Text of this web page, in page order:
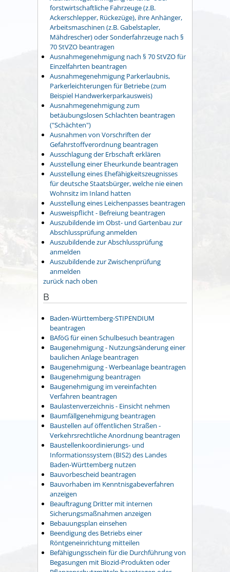
forstwirtschaftliche Fahrzeuge (z.B.
Ackerschlepper, Rückezüge), ihre Anhänger,
Arbeitsmaschinen (z.B. Gabelstapler,
Mähdrescher) oder Sonderfahrzeuge nach §
70 StVZO beantragen
Ausnahmegenehmigung nach § 70 StVZO für
Einzelfahrten beantragen
Ausnahmegenehmigung Parkerlaubnis,
Parkerleichterungen für Betriebe (zum
Beispiel Handwerkerparkausweis)
Ausnahmegenehmigung zum
betäubungslosen Schlachten beantragen
("Schächten")
Ausnahmen von Vorschriften der
Gefahrstoffverordnung beantragen
Ausschlagung der Erbschaft erklären
Ausstellung einer Eheurkunde beantragen
Ausstellung eines Ehefähigkeitszeugnisses
für deutsche Staatsbürger, welche nie einen
Wohnsitz im Inland hatten
Ausstellung eines Leichenpasses beantragen
Ausweispflicht - Befreiung beantragen
Auszubildende im Obst- und Gartenbau zur
Abschlussprüfung anmelden
Auszubildende zur Abschlussprüfung
anmelden
Auszubildende zur Zwischenprüfung
anmelden
zurück nach oben
B
Baden-Württemberg-STIPENDIUM
beantragen
BAföG für einen Schulbesuch beantragen
Baugenehmigung - Nutzungsänderung einer
baulichen Anlage beantragen
Baugenehmigung - Werbeanlage beantragen
Baugenehmigung beantragen
Baugenehmigung im vereinfachten
Verfahren beantragen
Baulastenverzeichnis - Einsicht nehmen
Baumfällgenehmigung beantragen
Baustellen auf öffentlichen Straßen -
Verkehrsrechtliche Anordnung beantragen
Baustellenkoordinierungs- und
Informationssystem (BIS2) des Landes
Baden-Württemberg nutzen
Bauvorbescheid beantragen
Bauvorhaben im Kenntnisgabeverfahren
anzeigen
Beauftragung Dritter mit internen
Sicherungsmaßnahmen anzeigen
Bebauungsplan einsehen
Beendigung des Betriebs einer
Röntgeneinrichtung mitteilen
Befähigungsschein für die Durchführung von
Begasungen mit Biozid-Produkten oder